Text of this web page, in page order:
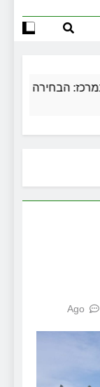
של ויקטוריה
מגן עליכם מול
בירושלים
הבחירה הנכונה